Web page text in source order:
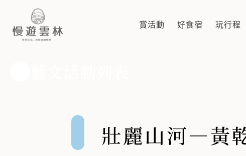
壯麗山河—黃乾成(黃宇立) 水墨
黃乾成本次展覽以壯麗山河為主題，亦承先前志向以台灣的名
賞活動 好食宿 玩行程
壯麗山河—黃